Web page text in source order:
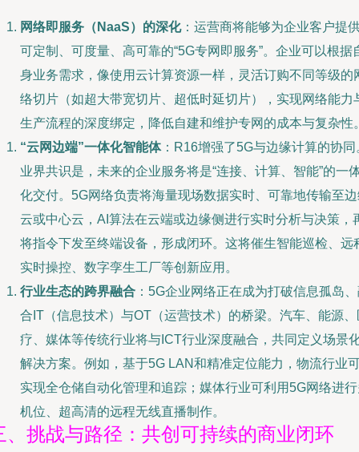
网络即服务（NaaS）的深化：运营商将能够为企业客户提
可定制、可度量、高可靠的“5G专网即服务”。企业可以根据
身业务需求，像使用云计算资源一样，灵活订购不同等级的
络切片（如超大带宽切片、超低时延切片），实现网络能力
生产流程的深度绑定，降低自建和维护专网的成本与复杂性
“云网边端”一体化智能体：R16增强了5G与边缘计算的协同
业界共识是，未来的企业服务将是“连接、计算、智能”的一
化交付。5G网络负责将海量现场数据实时、可靠地传输至
云或中心云，AI算法在云端或边缘侧进行实时分析与决策，
将指令下发至终端设备，形成闭环。这将催生智能巡检、远
实时操控、数字孪生工厂等创新应用。
行业生态的跨界融合 ：5G企业网络正在成为打破信息孤岛
合IT（信息技术）与OT（运营技术）的桥梁。汽车、能源、
疗、媒体等传统行业将与ICT行业深度融合，共同定义场景
解决方案。例如，基于5G LAN和精准定位能力，物流行业
实现全仓储自动化管理和追踪；媒体行业可利用5G网络进
机位、超高清的远程无线直播制作。
、挑战与路径：共创可持续的商业闭环